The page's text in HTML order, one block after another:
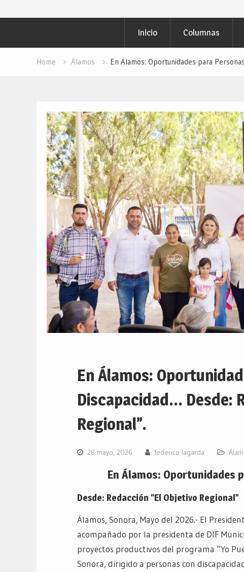
Inicio Columnas
Home Álamos En Álamos: Oportunidades para
En Álamos:
Discapacidad… Desde:
Regional”.
28 mayo, 2026 federico lagarda
En Álamos: Oportunidades
Desde: Redacción “El Objetivo Regional”
Álamos, Sonora, Mayo del 2026.- El
acompañado por la presidenta de DIF
proyectos productivos del programa “Yo
Sonora, dirigido a personas con